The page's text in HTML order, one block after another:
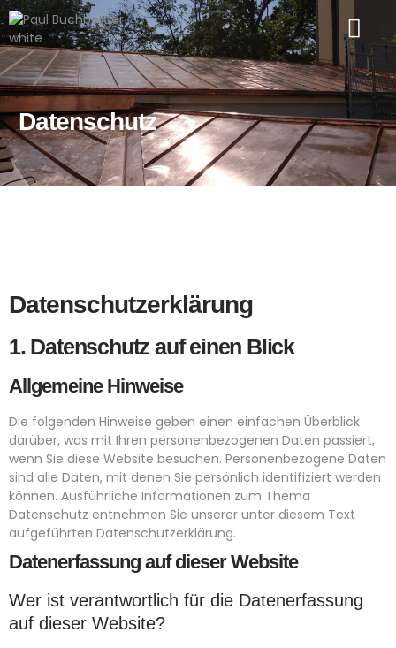
Datenschutz
Datenschutz­erklärung
1. Datenschutz auf einen Blick
Allgemeine Hinweise
Die folgenden Hinweise geben einen einfachen Überblick
darüber, was mit Ihren personenbezogenen Daten passiert,
wenn Sie diese Website besuchen. Personenbezogene Daten
sind alle Daten, mit denen Sie persönlich identifiziert werden
können. Ausführliche Informationen zum Thema
Datenschutz entnehmen Sie unserer unter diesem Text
aufgeführten Datenschutzerklärung.
Datenerfassung auf dieser Website
Wer ist verantwortlich für die Datenerfassung
auf dieser Website?